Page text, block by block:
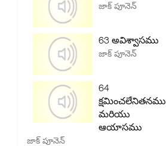
జాక్ పూనెన్
63 అవిశ్వాసము
జాక్ పూనెన్
64
క్షమించలేనితనము
మరియు
ఆయాసము
జాక్ పూనెన్